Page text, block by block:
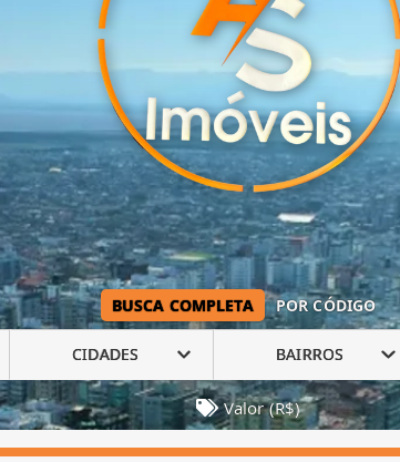
BUSCA COMPLETA POR CÓDIGO
CIDADES BAIRROS
Valor (R$)